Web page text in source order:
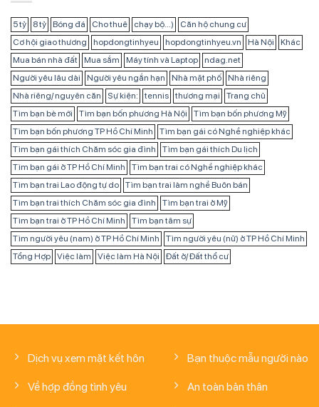
5 tỷ 8 tỷ Bóng đá Cho thuê chạy bộ...)
Căn hộ chung cư
Cơ hội giao thương
hopdongtinhyeu hopdongtinhyeu.vn Hà Nội
Khác
Mua bán nhà đất
Mua sắm Máy tính và Laptop
ndag.net
Người yêu lâu dài
Người yêu ngắn hạn Nhà mặt phố
Nhà riêng
Nhà riêng/ nguyên căn
Sự kiện: tennis thương mại
Trang chủ
Tìm bạn bè mới
Tìm bạn bốn phương Hà Nội
Tìm bạn bốn phương Mỹ
Tìm bạn bốn phương TP Hồ Chí Minh
Tìm bạn gái có Nghề nghiệp khác
Tìm bạn gái thích Chăm sóc gia đình
Tìm bạn gái thích Du lịch
Tìm bạn gái ở TP Hồ Chí Minh
Tìm bạn trai có Nghề nghiệp khác
Tìm bạn trai Lao động tự do
Tìm bạn trai làm nghề Buôn bán
Tìm bạn trai thích Chăm sóc gia đình
Tìm bạn trai ở Mỹ
Tìm bạn trai ở TP Hồ Chí Minh
Tìm bạn tâm sự
Tìm người yêu (nam) ở TP Hồ Chí Minh
Tìm người yêu (nữ) ở TP Hồ Chí Minh
Tổng Hợp
Việc làm Việc làm Hà Nội Đất ở/ Đất thổ cư
Dịch vụ xem mặt kết hôn
Về hợp đồng tình yêu
Bạn thuộc mẫu người nào
An toàn bản thân